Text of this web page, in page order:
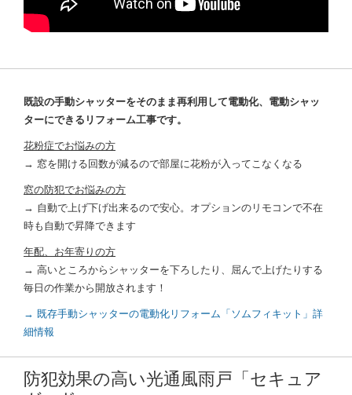
既設の手動シャッターをそのまま再利用して電動化、電動シャッ
ターにできるリフォーム工事です。
花粉症でお悩みの方
→ 窓を開ける回数が減るので部屋に花粉が入ってこなくなる
窓の防犯でお悩みの方
→ 自動で上げ下げ出来るので安心。オプションのリモコンで不在
時も自動で昇降できます
年配、お年寄りの方
→ 高いところからシャッターを下ろしたり、屈んで上げたりする
毎日の作業から開放されます！
→ 既存手動シャッターの電動化リフォーム「ソムフィキット」詳
細情報
防犯効果の高い光通風雨戸「セキュア